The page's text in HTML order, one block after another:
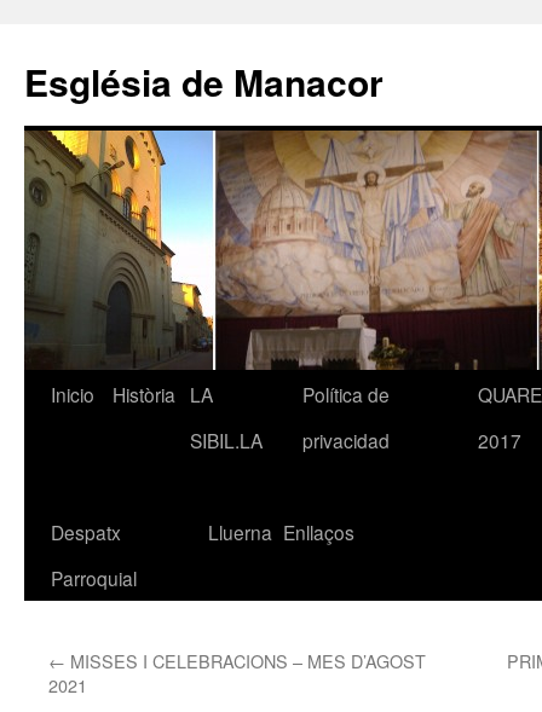
contenido
Església de Manacor
Inicio Història
LA
SIBIL.LA
Política de
privacidad
2017
Despatx
Parroquial
Lluerna Enllaços
← MISSES I CELEBRACIONS – MES D’AGOST
2021